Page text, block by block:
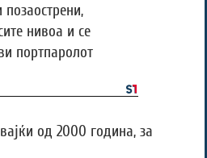
нивоа и се
портпаролот
од 2000 година, за